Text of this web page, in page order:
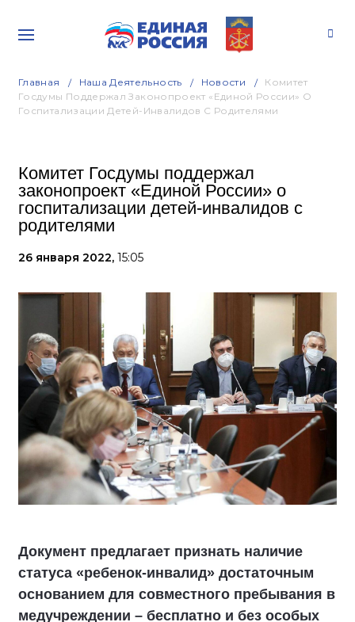
Главная Наша Деятельность Новости
Комитет
Госдумы Поддержал Законопроект «Единой России» О
Госпитализации Детей-Инвалидов С Родителями
Комитет Госдумы поддержал
законопроект «Единой России» о
госпитализации детей-инвалидов с
родителями
26 января 2022, 15:05
Документ предлагает признать наличие
статуса «ребенок-инвалид» достаточным
основанием для совместного пребывания в
медучреждении – бесплатно и без особых